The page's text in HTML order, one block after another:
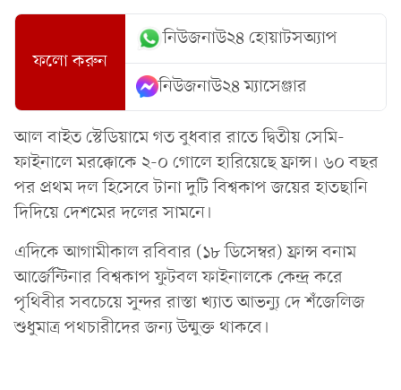
ফলো করুন
নিউজনাউ২৪ হোয়াটসঅ্যাপ
নিউজনাউ২৪ ম্যাসেঞ্জার
আল বাইত স্টেডিয়ামে গত বুধবার রাতে দ্বিতীয় সেমি-
ফাইনালে মরক্কোকে ২-০ গোলে হারিয়েছে ফ্রান্স। ৬০ বছর
পর প্রথম দল হিসেবে টানা দুটি বিশ্বকাপ জয়ের হাতছানি
দিদিয়ে দেশমের দলের সামনে।
এদিকে আগামীকাল রবিবার (১৮ ডিসেম্বর) ফ্রান্স বনাম
আর্জেন্টিনার বিশ্বকাপ ফুটবল ফাইনালকে কেন্দ্র করে
পৃথিবীর সবচেয়ে সুন্দর রাস্তা খ্যাত আভন্যু দে শঁজেলিজ
শুধুমাত্র পথচারীদের জন্য উন্মুক্ত থাকবে।